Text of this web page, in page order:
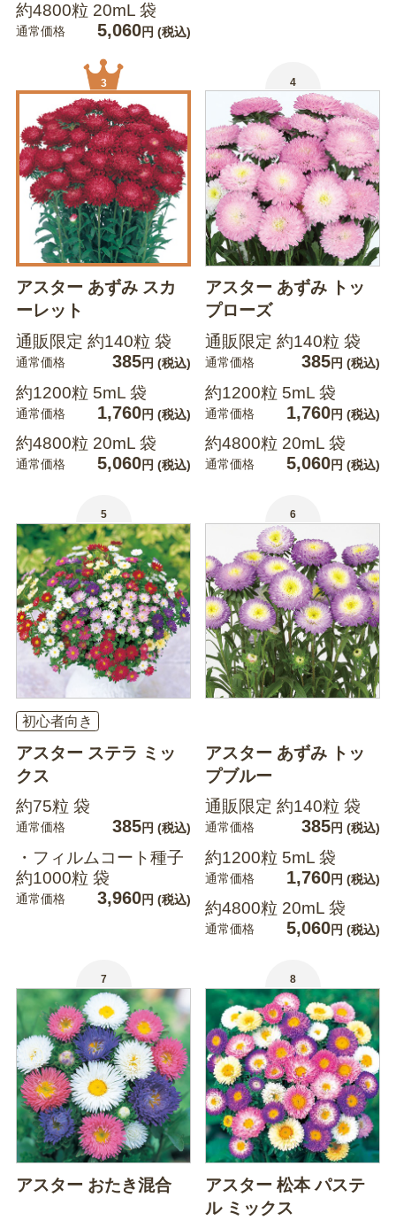
約4800粒 20mL 袋
通常価格 5,060円 (税込)
3
アスター あずみ スカ
ーレット
通販限定 約140粒 袋
通常価格 385円 (税込)
約1200粒 5mL 袋
通常価格 1,760円 (税込)
約4800粒 20mL 袋
通常価格 5,060円 (税込)
4
アスター あずみ トッ
プローズ
通販限定 約140粒 袋
通常価格 385円 (税込)
約1200粒 5mL 袋
通常価格 1,760円 (税込)
約4800粒 20mL 袋
通常価格 5,060円 (税込)
5
初心者向き
アスター ステラ ミッ
クス
約75粒 袋
通常価格 385円 (税込)
・フィルムコート種子
約1000粒 袋
通常価格 3,960円 (税込)
6
アスター あずみ トッ
プブルー
通販限定 約140粒 袋
通常価格 385円 (税込)
約1200粒 5mL 袋
通常価格 1,760円 (税込)
約4800粒 20mL 袋
通常価格 5,060円 (税込)
7
アスター おたき混合
8
アスター 松本 パステ
ル ミックス